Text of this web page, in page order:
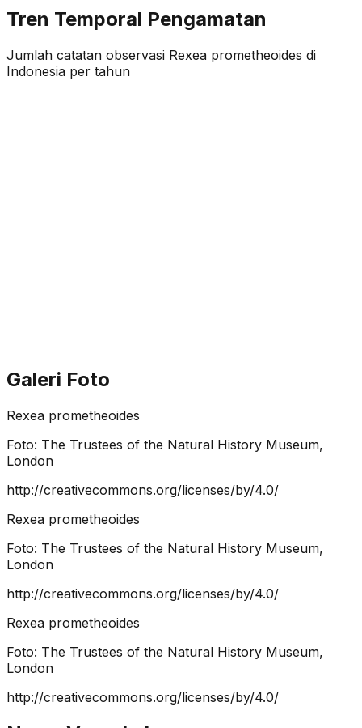
Tren Temporal Pengamatan
Jumlah catatan observasi Rexea prometheoides di
Indonesia per tahun
Galeri Foto
Rexea prometheoides
Foto: The Trustees of the Natural History Museum,
London
http://creativecommons.org/licenses/by/4.0/
Rexea prometheoides
Foto: The Trustees of the Natural History Museum,
London
http://creativecommons.org/licenses/by/4.0/
Rexea prometheoides
Foto: The Trustees of the Natural History Museum,
London
http://creativecommons.org/licenses/by/4.0/